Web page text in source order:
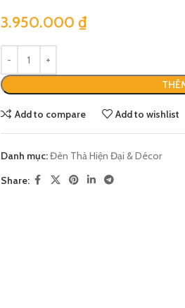
3.950.000 ₫
Add to compare Add to wishlist
Danh mục:Đèn Thả Hiện Đại & Décor
Share: